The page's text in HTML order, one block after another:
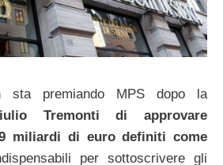
sta premiando MPS dopo la
Tremonti di approvare
miliardi di euro definiti come
per sottoscrivere gli